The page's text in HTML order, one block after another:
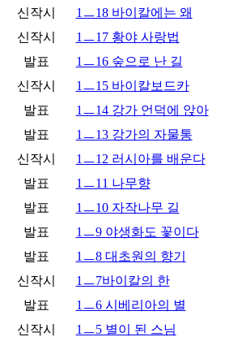
신작시
1ㅡ18 바이칼에는 왜
신작시
1ㅡ17 황야 사랑법
발표
1ㅡ16 숲으로 난 길
신작시
1ㅡ15 바이칼보드카
발표
1ㅡ14 강가 언덕에 앉아
발표
1ㅡ13 강가의 자물통
신작시
1ㅡ12 러시아를 배운다
발표
1ㅡ11 나무향
발표
1ㅡ10 자작나무 길
발표
1ㅡ9 야생화도 꽃이다
발표
1ㅡ8 대초원의 향기
신작시
1ㅡ7바이칼의 한
발표
1ㅡ6 시베리아의 별
신작시
1ㅡ5 별이 된 스님